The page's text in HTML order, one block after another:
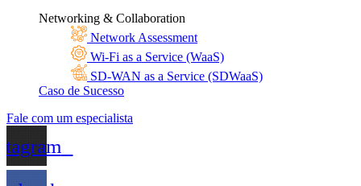
Networking & Collaboration
Network Assessment
Wi-Fi as a Service (WaaS)
SD-WAN as a Service (SDWaaS)
Caso de Sucesso
Fale com um especialista